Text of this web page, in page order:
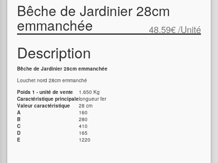
Bêche de Jardinier 28cm
emmanchée 48.59€/Unité
Description
Bêche de Jardinier 28cm emmanchée
Louchet nord 28cm emmanché
Poids 1 - unité de vente
1.650 Kg
Caractéristique principalelongueur fer
Valeur caractéristique
28 cm
A
160
B
280
C
410
D
165
E
1220